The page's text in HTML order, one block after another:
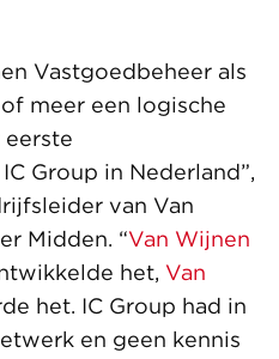
Vastgoedbeheer als
meer een logische
eerste
Group in Nederland”,
van Van
Midden. “Van Wijnen
het, Van
het. IC Group had in
en geen kennis